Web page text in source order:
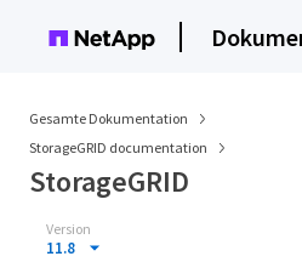
Gesamte Dokumentation
StorageGRID documentation
StorageGRID
Version
11.8